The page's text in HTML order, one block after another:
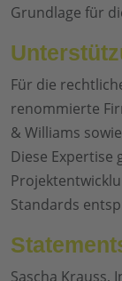
Grundlage für
Für die
renommierte
& Williams
Diese Expertise
Standards
Sascha Krauss,